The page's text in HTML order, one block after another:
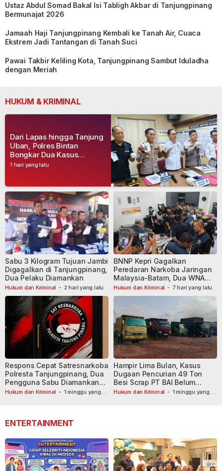
Ustaz Abdul Somad Bakal Isi Tabligh Akbar di Tanjungpinang
Bermunajat 2026
Jamaah Haji Tanjungpinang Kembali ke Tanah Air, Cuaca
Ekstrem Jadi Tantangan di Tanah Suci
Pawai Takbir Keliling Kota, Tanjungpinang Sambut Iduladha
dengan Meriah
HUKUM & KRIMINAL
1 hari yang lalu
Dari Lapas hingga Tanjung
Uban, Polres Bintan
Bongkar Dua Kasus
Narkoba, Empat Tersangka
Hukum dan Kriminal - 2 hari yang lalu
Sabu 3 Kilogram Tujuan Jambi
Digagalkan di Tanjungpinang,
Dua Pelaku Diamankan
Hukum dan Kriminal - 7 hari yang lalu
BNNP Kepri Gagalkan
Peredaran Narkoba Jaringan
Malaysia-Batam, Dua WNA
Masih Diburu
Hukum dan Kriminal - 1 minggu yang
Respons Cepat Satresnarkoba
Polresta Tanjungpinang, Dua
Pengguna Sabu Diamankan
Usai Dilaporkan ke Call Center
Hukum dan Kriminal - 1 minggu yang
Hampir Lima Bulan, Kasus
Dugaan Pencurian 49 Ton
Besi Scrap PT BAI Belum
Tetapkan Tersangka
ENTERTAINMENT